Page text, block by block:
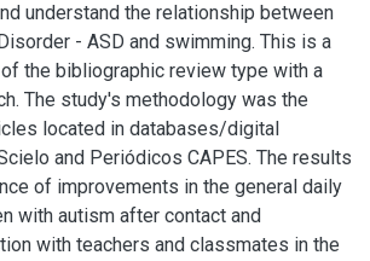
understand the relationship between
- ASD and swimming. This is a
the bibliographic review type with a
The study's methodology was the
located in databases/digital
and Periódicos CAPES. The results
of improvements in the general daily
with autism after contact and
with teachers and classmates in the